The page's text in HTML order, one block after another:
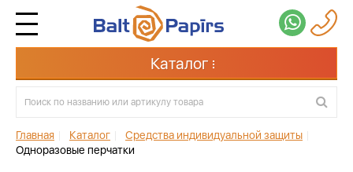
Каталог
Главная Каталог Средства индивидуальной защиты
Одноразовые перчатки